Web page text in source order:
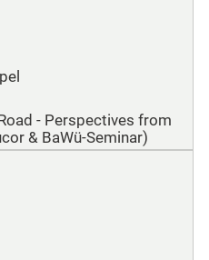
- Perspectives from
& BaWü-Seminar)